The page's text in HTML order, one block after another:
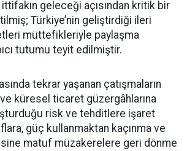
ittifakın geleceği açısından kritik bir
Türkiye’nin geliştirdiği ileri
müttefikleriyle paylaşma
tutumu teyit edilmiştir.
tekrar yaşanan çatışmaların
küresel ticaret güzergâhlarına
risk ve tehditlere işaret
güç kullanmaktan kaçınma ve
matuf müzakerelere geri dönme